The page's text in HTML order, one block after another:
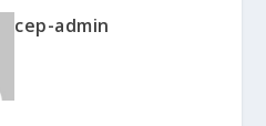
cep-admin